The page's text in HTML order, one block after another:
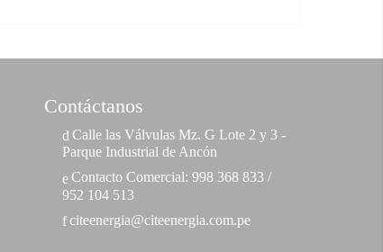
Contáctanos
Calle las Válvulas Mz. G Lote 2 y 3 -
Parque Industrial de Ancón
Contacto Comercial: 998 368 833 /
952 104 513
citeenergia@citeenergia.com.pe